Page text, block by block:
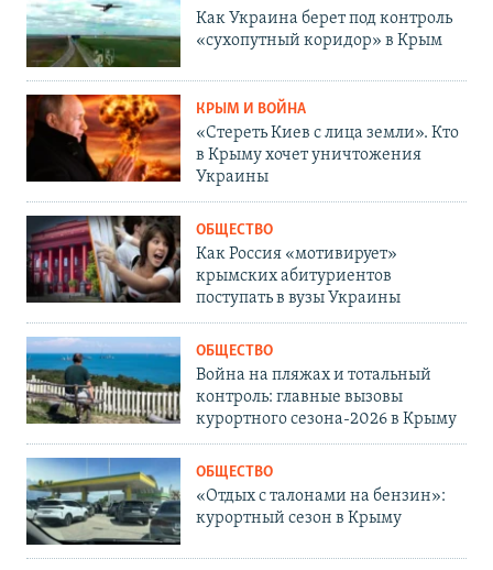
Как Украина берет под контроль
«сухопутный коридор» в Крым
КРЫМ И ВОЙНА
«Стереть Киев с лица земли». Кто
в Крыму хочет уничтожения
Украины
ОБЩЕСТВО
Как Россия «мотивирует»
крымских абитуриентов
поступать в вузы Украины
ОБЩЕСТВО
Война на пляжах и тотальный
контроль: главные вызовы
курортного сезона-2026 в Крыму
ОБЩЕСТВО
«Отдых с талонами на бензин»:
курортный сезон в Крыму